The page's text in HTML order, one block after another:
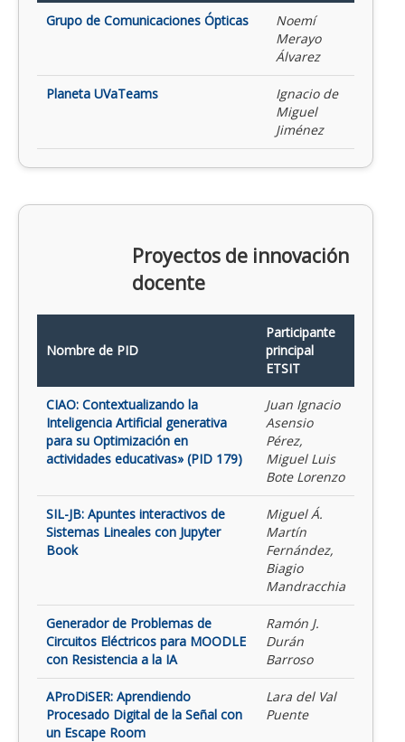
Grupo de Comunicaciones Ópticas
Noemí
Merayo
Álvarez
Planeta UVaTeams
Ignacio de
Miguel
Jiménez
Proyectos de innovación
docente
Nombre de PID
Participante
principal
ETSIT
CIAO: Contextualizando la
Inteligencia Artificial generativa
para su Optimización en
actividades educativas» (PID 179)
Juan Ignacio
Asensio
Pérez,
Miguel Luis
Bote Lorenzo
SIL-JB: Apuntes interactivos de
Sistemas Lineales con Jupyter
Book
Miguel Á.
Martín
Fernández,
Biagio
Mandracchia
Generador de Problemas de
Circuitos Eléctricos para MOODLE
con Resistencia a la IA
Ramón J.
Durán
Barroso
AProDiSER: Aprendiendo
Procesado Digital de la Señal con
un Escape Room
Lara del Val
Puente